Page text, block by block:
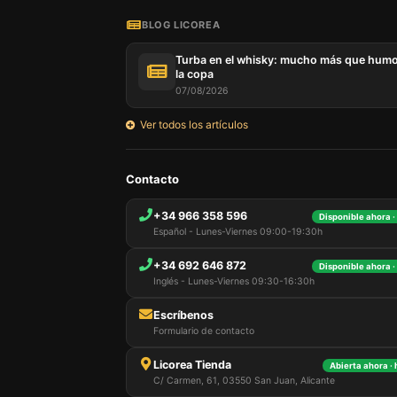
BLOG LICOREA
Turba en el whisky: mucho más que
la copa
07/08/2026
Ver todos los artículos
Contacto
+34 966 358 596 Disponible ahora
Español - Lunes-Viernes 09:00-19:30h
+34 692 646 872 Disponible ahora
Inglés - Lunes-Viernes 09:30-16:30h
Escríbenos
Formulario de contacto
Licorea Tienda Abierta ahora ·
C/ Carmen, 61, 03550 San Juan, Alicante
por
que
para
carrito